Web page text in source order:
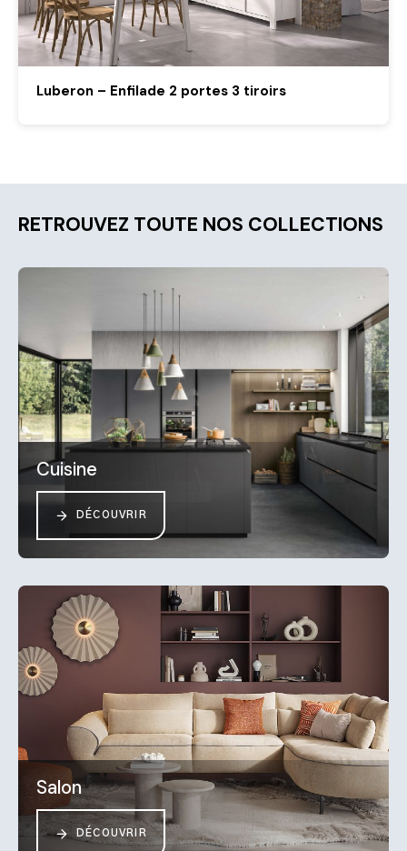
Luberon – Enfilade 2 portes 3 tiroirs
RETROUVEZ TOUTE NOS COLLECTIONS
Cuisine
DÉCOUVRIR
Salon
DÉCOUVRIR